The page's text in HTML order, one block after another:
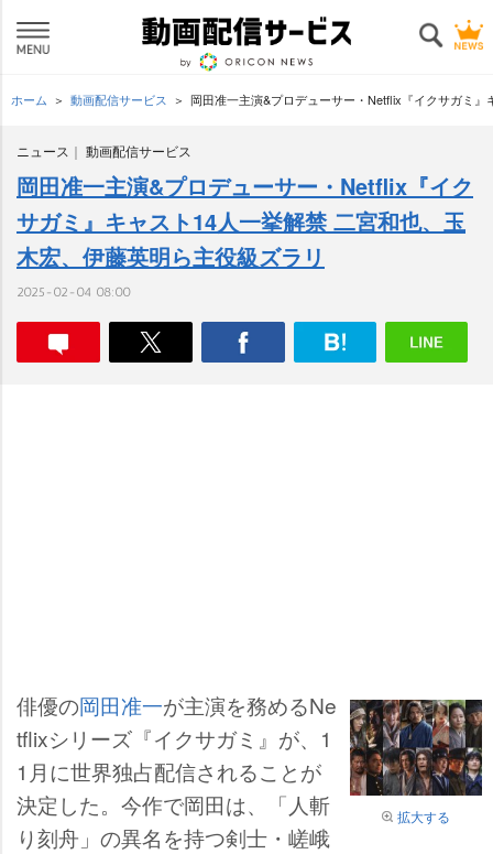
ホーム 動画配信サービス 岡田准一主演&プロデューサー・Netflix『イクサガミ
ニュース 動画配信サービス
岡田准一主演&プロデューサー・Netflix『イク
サガミ』キャスト14人一挙解禁 二宮和也、玉
木宏、伊藤英明ら主役級ズラリ
2025-02-04 08:00
拡大する
俳優の岡田准一が主演を務めるNe
tflixシリーズ『イクサガミ』が、1
1月に世界独占配信されることが
決定した。今作で岡田は、「人斬
り刻舟」の異名を持つ剣士・嵯峨